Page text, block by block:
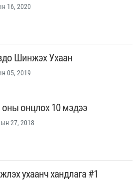
16, 2020
Шинжэх Ухаан
05, 2019
оны онцлох 10 мэдээ
27, 2018
ухаанч хандлага #1